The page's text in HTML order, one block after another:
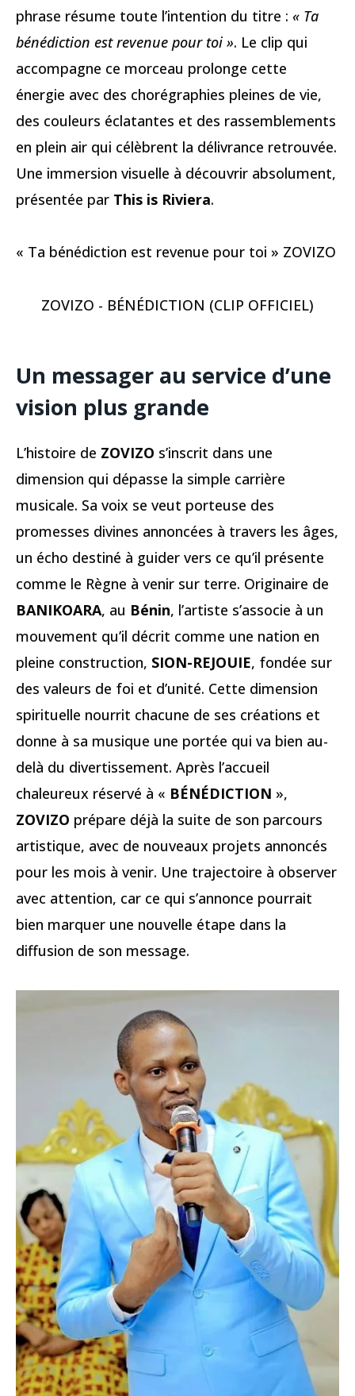
phrase résume toute l’intention du titre : « Ta
bénédiction est revenue pour toi ». Le clip qui
accompagne ce morceau prolonge cette
énergie avec des chorégraphies pleines de vie,
des couleurs éclatantes et des rassemblements
en plein air qui célèbrent la délivrance retrouvée.
Une immersion visuelle à découvrir absolument,
présentée par This is Riviera.
« Ta bénédiction est revenue pour toi » ZOVIZO
ZOVIZO - BÉNÉDICTION (CLIP OFFICIEL)
Un messager au service d’une
vision plus grande
L’histoire de ZOVIZO s’inscrit dans une
dimension qui dépasse la simple carrière
musicale. Sa voix se veut porteuse des
promesses divines annoncées à travers les âges,
un écho destiné à guider vers ce qu’il présente
comme le Règne à venir sur terre. Originaire de
BANIKOARA, au Bénin, l’artiste s’associe à un
mouvement qu’il décrit comme une nation en
pleine construction, SION-REJOUIE, fondée sur
des valeurs de foi et d’unité. Cette dimension
spirituelle nourrit chacune de ses créations et
donne à sa musique une portée qui va bien au-
delà du divertissement. Après l’accueil
chaleureux réservé à « BÉNÉDICTION »,
ZOVIZO prépare déjà la suite de son parcours
artistique, avec de nouveaux projets annoncés
pour les mois à venir. Une trajectoire à observer
avec attention, car ce qui s’annonce pourrait
bien marquer une nouvelle étape dans la
diffusion de son message.